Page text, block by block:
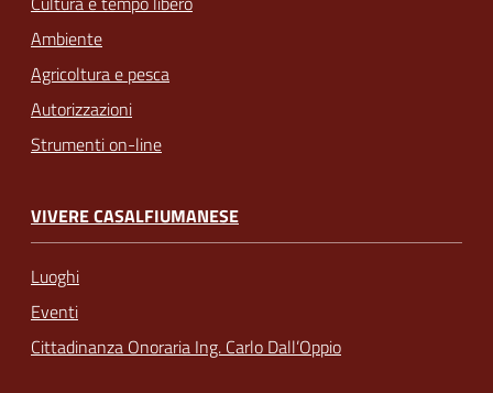
Ambiente
Agricoltura e pesca
Autorizzazioni
Strumenti on-line
VIVERE CASALFIUMANESE
Luoghi
Eventi
Cittadinanza Onoraria Ing. Carlo Dall’Oppio